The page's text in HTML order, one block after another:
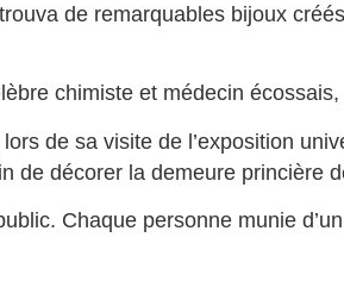
de remarquables bijoux
chimiste et médecin
de sa visite de l’exposition
de décorer la demeure
Chaque personne munie